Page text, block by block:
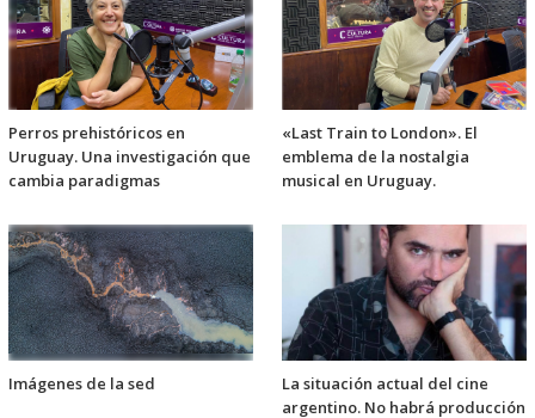
Perros prehistóricos en
Uruguay. Una investigación que
cambia paradigmas
«Last Train to London». El
emblema de la nostalgia
musical en Uruguay.
Imágenes de la sed
La situación actual del cine
argentino. No habrá producción